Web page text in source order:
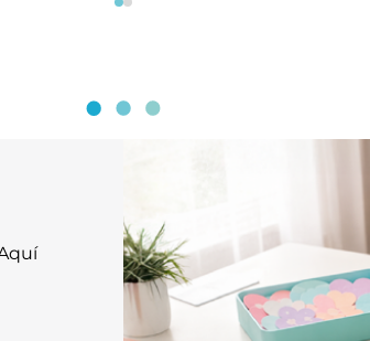
Página 1
Página 2